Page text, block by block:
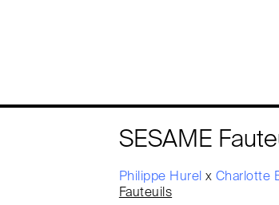
SESAME
Philippe Hurelx Charlotte
Fauteuils